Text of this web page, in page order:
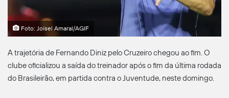
Foto: Joisel Amaral/AGIF
A trajetória de Fernando Diniz pelo Cruzeiro chegou ao fim. O
clube oficializou a saída do treinador após o fim da última rodada
do Brasileirão, em partida contra o Juventude, neste domingo.